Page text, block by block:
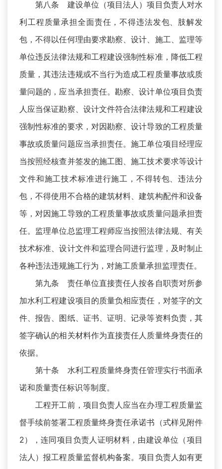
第八条 建设单位（项目法人）项目负责人对水
利工程质量承担全面责任，不得违法发包、肢解发
包，不得以任何理由要求勘察、设计、施工、监理等
单位违反法律法规和工程建设强制性标准，降低工程
质量，其违法违规或不当行为造成工程质量事故或质
量问题的，应当承担责任。勘察、设计单位项目负责
人应当保证勘察、设计文件符合法律法规和工程建设
强制性标准的要求，对因勘察、设计导致的工程质量
事故或质量问题应当承担责任。施工单位项目经理应
当按照经核查并签发的施工图、施工技术要求等设计
文件和施工技术标准进行施工，不得转包、违法分
包，不得使用不合格的建筑材料、建筑构配件和设备
等，对因施工导致的工程质量事故或质量问题承担责
任。监理单位总监理工程师应当按照法律法规、有关
技术标准、设计文件和监理合同进行监理，及时制止
各种违法违规施工行为，对施工质量承担监理责任。
第九条 责任单位直接责任人按各自职责对所参
加水利工程建设项目的质量负相应责任，对签字的文
件、报告、图纸、证书、证明、记录等资料负责，其
签字确认的相关材料作为直接责任人质量终身责任的
依据。
第十条 水利工程质量终身责任管理实行书面承
诺和质量责任标识等制度。
工程开工前，项目负责人应当在办理工程质量监
督手续前签署工程质量终身责任承诺书（式样见附件
2），连同项目负责人证明材料，由建设单位（项目
法人）报工程质量监督机构备案。项目负责人如有更